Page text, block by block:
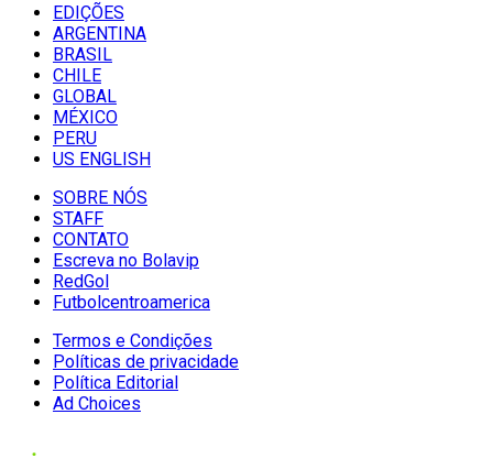
EDIÇÕES
ARGENTINA
BRASIL
CHILE
GLOBAL
MÉXICO
PERU
US ENGLISH
SOBRE NÓS
STAFF
CONTATO
Escreva no Bolavip
RedGol
Futbolcentroamerica
Termos e Condições
Políticas de privacidade
Política Editorial
Ad Choices